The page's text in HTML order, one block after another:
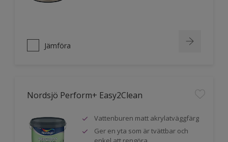
Jämföra
Nordsjö Perform+ Easy2Clean
Vattenburen matt akrylatväggfärg
Ger en yta som är tvättbar och